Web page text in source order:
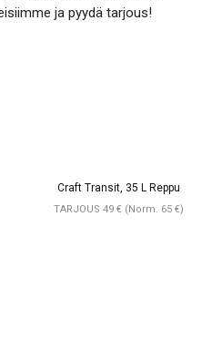
ja pyydä tarjous!
Craft Transit, 35 L Reppu
TARJOUS 49 € (Norm. 65 €)